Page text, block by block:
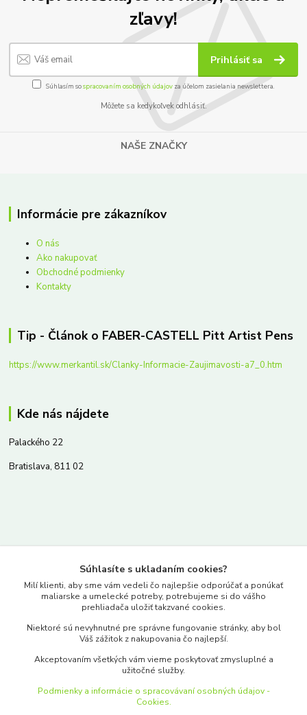
zľavy!
Prihlásiť sa
Súhlasím sospracovaním osobných údajov za účelom zasielania newslettera.
Môžete sa kedykoľvek odhlásiť.
NAŠE ZNAČKY
Informácie pre zákazníkov
O nás
Ako nakupovať
Obchodné podmienky
Kontakty
Tip - Článok o FABER-CASTELL Pitt Artist Pens
https://www.merkantil.sk/Clanky-Informacie-Zaujimavosti-a7_0.htm
Kde nás nájdete
Palackého 22
Bratislava, 811 02
www.merkantil.sk
Pondelok-Piatok: 9.00-17.00hod.
objednavky@merkantil-obchod.sk
Súhlasíte s ukladaním cookies?
Milí klienti, aby sme vám vedeli čo najlepšie odporúčať a ponúkať
maliarske a umelecké potreby, potrebujeme si do vášho
prehliadača uložiť takzvané cookies.
Niektoré sú nevyhnutné pre správne fungovanie stránky, aby bol
Váš zážitok z nakupovania čo najlepší.
Akceptovaním všetkých vám vieme poskytovať zmysluplné a
užitočné služby.
Podmienky a informácie o spracovávaní osobných údajov -
Cookies.